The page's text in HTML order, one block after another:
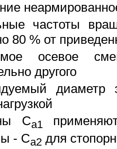
частоты
80 % от
осевое
другого
диаметр
Ca1
- Ca2 для